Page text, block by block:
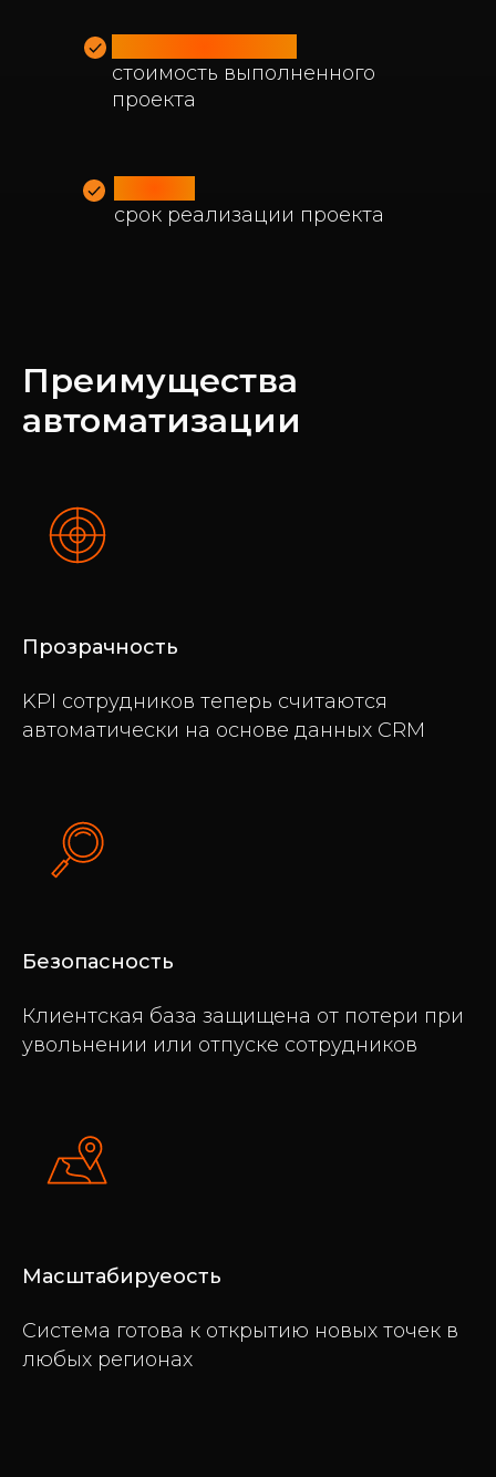
срок реализации проекта
стоимость выполненного
проекта
Преимущества
автоматизации
Прозрачность
KPI сотрудников теперь считаются
автоматически на основе данных CRM
Безопасность
Клиентская база защищена от потери при
увольнении или отпуске сотрудников
Масштабируеость
Система готова к открытию новых точек в
любых регионах